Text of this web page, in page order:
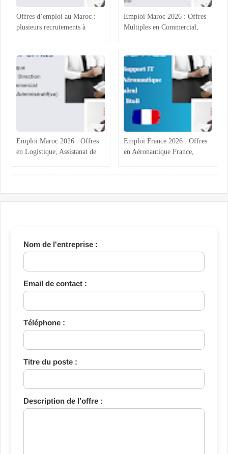
Offres d’emploi au Maroc :
plusieurs recrutements à
Emploi Maroc 2026 : Offres
Multiples en Commercial,
Emploi Maroc 2026 : Offres
en Logistique, Assistanat de
Emploi France 2026 : Offres
en Aéronautique France,
Nom de l'entreprise :
Email de contact :
Téléphone :
Titre du poste :
Description de l’offre :